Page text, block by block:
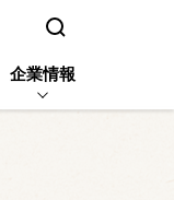
検索窓を開く
企業情報